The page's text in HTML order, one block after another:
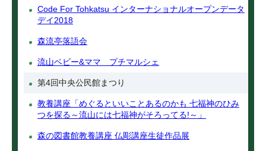
Code For Tohkatsu インターナショナルオープンデータ
デイ2018
森流亭落語会
流山ベビー&ママ プチマルシェ
第4回中央公民館まつり
教養講座「めぐるといいことあるのかも 七福神のひみ
つを探る～流山には七福神がそろってる!～」
森の図書館教養講座 仏彫講座生徒作品展